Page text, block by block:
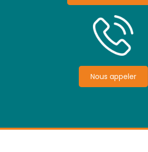
Nous appeler